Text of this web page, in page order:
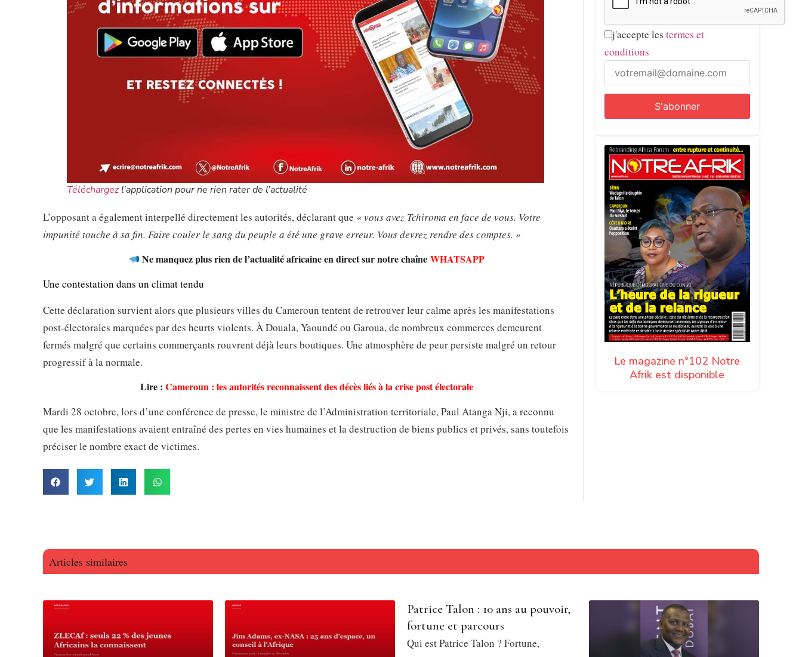
Téléchargezl’application pour ne rien rater de l’actualité
L’opposant a également interpellé directement les autorités, déclarant que « vous avez Tchiroma en face de vous. Votre
impunité touche à sa fin. Faire couler le sang du peuple a été une grave erreur. Vous devrez rendre des comptes. »
Ne manquez plus rien de l’actualité africaine en direct sur notre chaîneWHATSAPP
Une contestation dans un climat tendu
Cette déclaration survient alors que plusieurs villes du Cameroun tentent de retrouver leur calme après les manifestations
post-électorales marquées par des heurts violents. À Douala, Yaoundé ou Garoua, de nombreux commerces demeurent
fermés malgré que certains commerçants rouvrent déjà leurs boutiques. Une atmosphère de peur persiste malgré un retour
progressif à la normale.
Lire :Cameroun : les autorités reconnaissent des décès liés à la crise post électorale
Mardi 28 octobre, lors d’une conférence de presse, le ministre de l’Administration territoriale, Paul Atanga Nji, a reconnu
que les manifestations avaient entraîné des pertes en vies humaines et la destruction de biens publics et privés, sans toutefois
préciser le nombre exact de victimes.
j'accepte les termes et
conditions
Le magazine n°102 Notre
Afrik est disponible
Articles similaires
Patrice Talon : 10 ans au pouvoir,
fortune et parcours
Qui est Patrice Talon ? Fortune,